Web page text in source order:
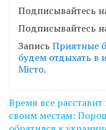
Подписывайтесь
Подписывайтесь
Запись Приятные
будем отдыхать в
Місто.
Навігація
записів
Время все расставит
своим местам: